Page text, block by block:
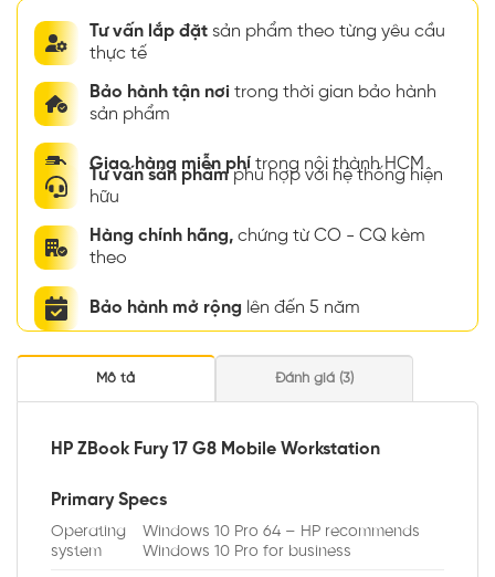
Tư vấn lắp đặt sản phẩm theo từng yêu cầu
thực tế
Bảo hành tận nơi trong thời gian bảo hành
sản phẩm
Giao hàng miễn phí trong nội thành HCM
Tư vấn sản phẩmphù hợp với hệ thống hiện
hữu
Hàng chính hãng, chứng từ CO - CQ kèm
theo
Bảo hành mở rộng lên đến 5 năm
Mô tả Đánh giá (3)
HP ZBook Fury 17 G8 Mobile Workstation
Primary Specs
Operating
system
Windows 10 Pro 64 – HP recommends
Windows 10 Pro for business